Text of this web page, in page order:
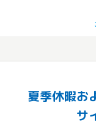
夏季休暇お
サ